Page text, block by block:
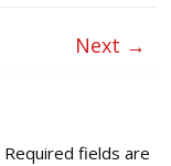
Next →
Required fields are